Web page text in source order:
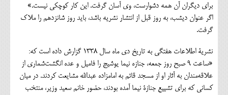
برای دیگران آن همه دشوارست، وی آسان گرفت. این کار کوچکی نیست.»
اگر عنوان دیشب، به روز قبل از انتشار نشریه باشد، باید روز شانزدهم را ملاک
گرفت.
نشریة اطلاعات هفتگی به تاریخ دی ماه سال ۱۳۳۸ گزارش داده است که:
«ساعت ۹ صبح روز جمعه، جنازه نیما یوشیج را فامیل و عده انگشت‌شماری از
علاقه‌مندان به آثار او از مسجد قائم به امامزاده عبدالله مشایعت کردند. در میان
کسانی که برای تشییع جنازة نیما آمده بودند، حضور خانم سعید وزیر، منتخب